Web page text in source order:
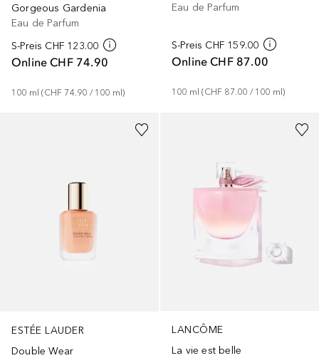
Gorgeous Gardenia
Eau de Parfum
S-Preis CHF 123.00
Online CHF 74.90
100 ml (CHF 74.90 / 100 ml)
Eau de Parfum
S-Preis CHF 159.00
Online CHF 87.00
100 ml (CHF 87.00 / 100 ml)
ESTÉE LAUDER
Double Wear
+ 51
LANCÔME
La vie est belle